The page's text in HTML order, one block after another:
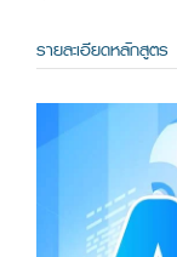
รายละเอียดหลักสูตร